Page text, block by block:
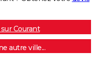
Courant
autre ville...